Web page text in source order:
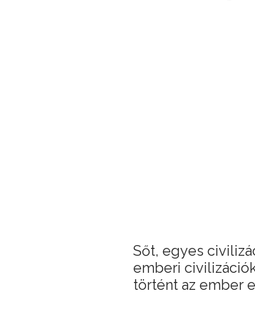
Sőt, egyes
emberi
történt az ember